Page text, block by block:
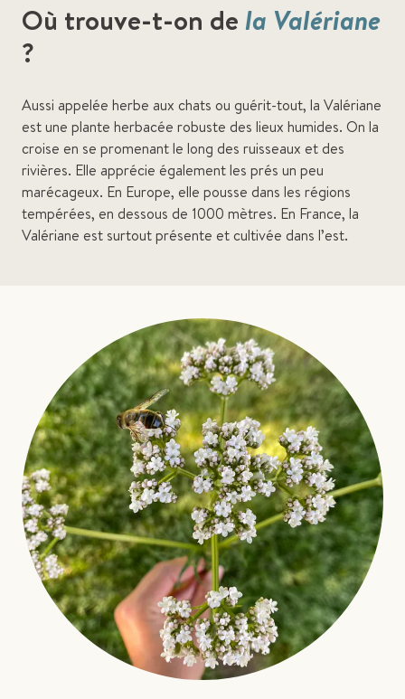
Où trouve-t-on de la Valériane
?
Aussi appelée herbe aux chats ou guérit-tout, la Valériane
est une plante herbacée robuste des lieux humides. On la
croise en se promenant le long des ruisseaux et des
rivières. Elle apprécie également les prés un peu
marécageux. En Europe, elle pousse dans les régions
tempérées, en dessous de 1000 mètres. En France, la
Valériane est surtout présente et cultivée dans l’est.